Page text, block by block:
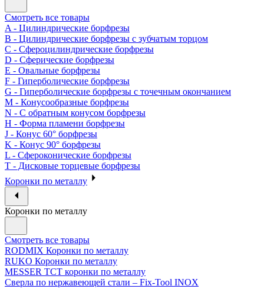
Смотреть все товары
A - Цилиндрические борфрезы
B - Цилиндрические борфрезы с зубчатым торцом
C - Сфероцилиндрические борфрезы
D - Сферические борфрезы
E - Овальные борфрезы
F - Гиперболические борфрезы
G - Гиперболические борфрезы с точечным окончанием
M - Конусообразные борфрезы
N - С обратным конусом борфрезы
H - Форма пламени борфрезы
J - Конус 60° борфрезы
K - Конус 90° борфрезы
L - Сфероконические борфрезы
T - Дисковые торцевые борфрезы
Коронки по металлу
Коронки по металлу
Смотреть все товары
RODMIX Коронки по металлу
RUKO Коронки по металлу
MESSER ТСТ коронки по металлу
Сверла по нержавеющей стали – Fix-Tool INOX